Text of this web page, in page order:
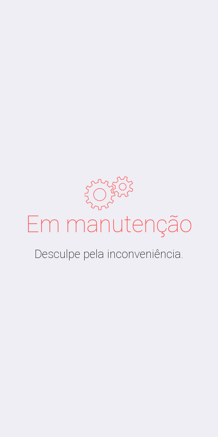
Em manutenção
Desculpe pela inconveniência.